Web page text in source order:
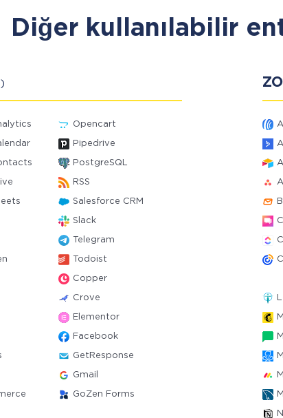
Diğer kullanılabilir
Opencart
Pipedrive
PostgreSQL
RSS
Salesforce CRM
Slack
Telegram
Todoist
Copper
Crove
Elementor
Facebook
GetResponse
Gmail
GoZen Forms